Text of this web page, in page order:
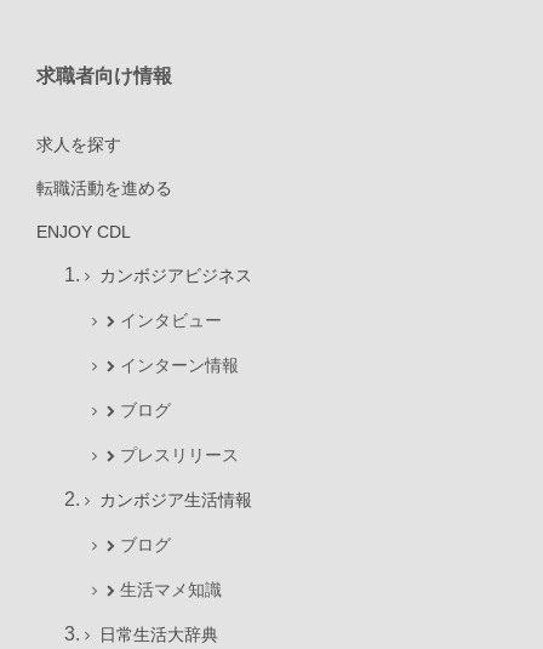
求職者向け情報
求人を探す
転職活動を進める
ENJOY CDL
カンボジアビジネス
インタビュー
インターン情報
ブログ
プレスリリース
カンボジア生活情報
ブログ
生活マメ知識
日常生活大辞典